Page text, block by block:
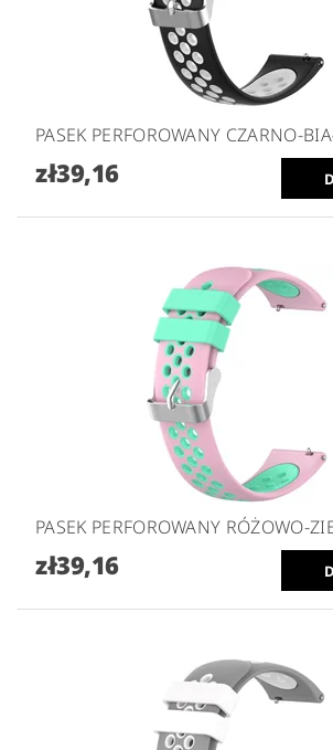
PASEK PERFOROWANY CZARNO-
zł39,16
PASEK PERFOROWANY RÓŻOWO-
zł39,16